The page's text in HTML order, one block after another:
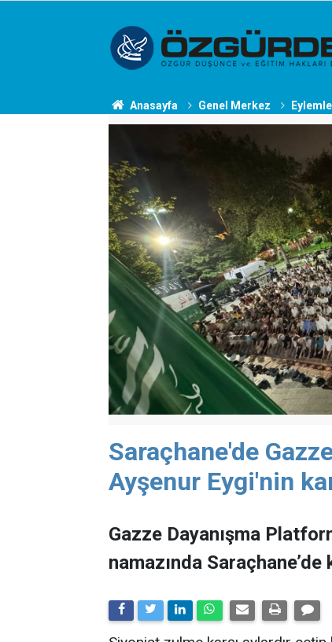
Anasayfa Genel Merkez
Saraçhane'de
Ayşenur Eygi'nin
Gazze Dayanışma
namazında